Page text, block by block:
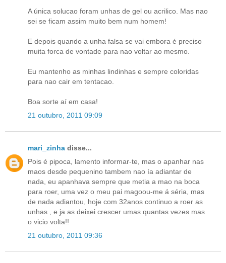
A única solucao foram unhas de gel ou acrilico. Mas nao
sei se ficam assim muito bem num homem!
E depois quando a unha falsa se vai embora é preciso
muita forca de vontade para nao voltar ao mesmo.
Eu mantenho as minhas lindinhas e sempre coloridas
para nao cair em tentacao.
Boa sorte aí em casa!
21 outubro, 2011 09:09
mari_zinha disse...
Pois é pipoca, lamento informar-te, mas o apanhar nas
maos desde pequenino tambem nao ía adiantar de
nada, eu apanhava sempre que metia a mao na boca
para roer, uma vez o meu pai magoou-me á séria, mas
de nada adiantou, hoje com 32anos continuo a roer as
unhas , e ja as deixei crescer umas quantas vezes mas
o vicio volta!!
21 outubro, 2011 09:36